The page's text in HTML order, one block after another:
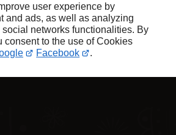
user experience by
and ads, as well as analyzing
networks functionalities. By
consent to the use of Cookies
Facebook .